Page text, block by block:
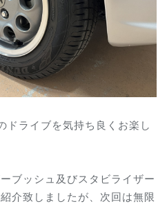
ドライブを気持ち良くお楽し
ブッシュ及びスタビライザー
介致しましたが、次回は無限